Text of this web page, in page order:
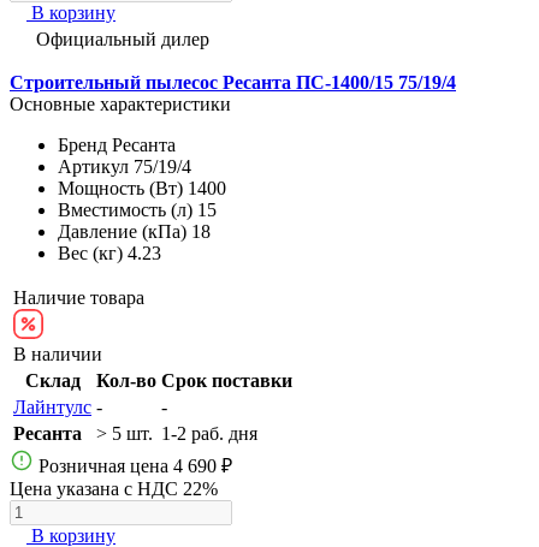
В корзину
Официальный дилер
Строительный пылесос Ресанта ПС-1400/15 75/19/4
Основные характеристики
Бренд Ресанта
Артикул 75/19/4
Мощность (Вт) 1400
Вместимость (л) 15
Давление (кПа) 18
Вес (кг) 4.23
Наличие товара
В наличии
Склад
Кол-во Срок поставки
Лайнтулс -
-
Ресанта
> 5 шт. 1-2 раб. дня
Розничная цена 4 690 ₽
Цена указана с НДС 22%
В корзину